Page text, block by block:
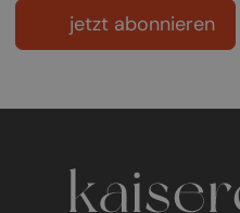
jetzt abonnieren